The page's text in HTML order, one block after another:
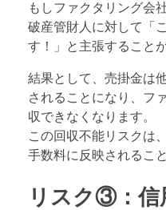
もしファクタリング会
破産管財人に対して「
す！」と主張すること
結果として、売掛金は
されることになり、フ
収できなくなります。
この回収不能リスクは
手数料に反映されるこ
リスク③：信